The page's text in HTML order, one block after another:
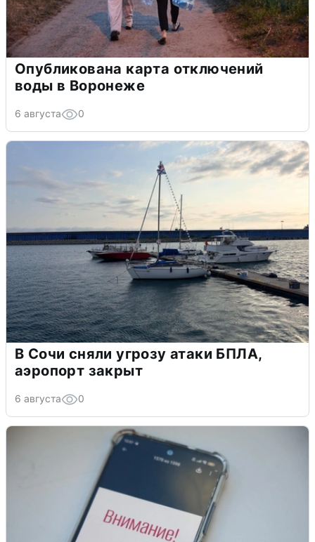
Опубликована карта отключений
воды в Воронеже
6 августа 0
В Сочи сняли угрозу атаки БПЛА,
аэропорт закрыт
6 августа 0